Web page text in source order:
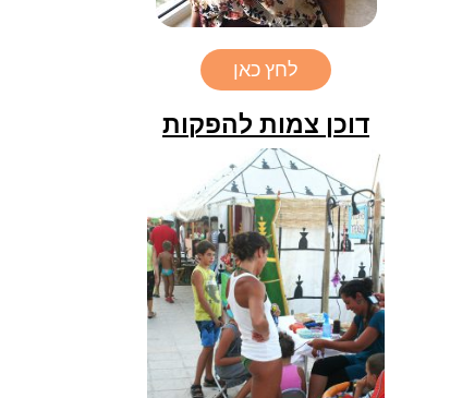
לחץ כאן
דוכן צמות להפקות